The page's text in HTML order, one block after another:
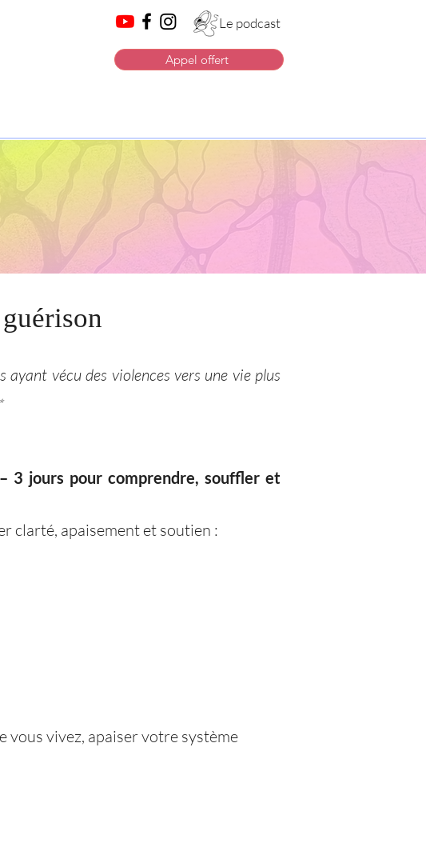
Le podcast
Appel offert
ayant vécu des violences vers une vie plus
3 jours pour comprendre, souffler et
clarté, apaisement et soutien :
vous vivez, apaiser votre système